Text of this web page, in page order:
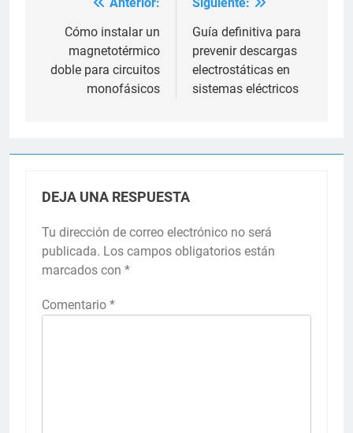
Navegación
entradas
Cómo instalar un
magnetotérmico
doble para circuitos
monofásicos
Guía definitiva para
prevenir descargas
electrostáticas en
sistemas eléctricos
DEJA UNA RESPUESTA
Tu dirección de correo electrónico no será
publicada. Los campos obligatorios están
marcados con *
Comentario *